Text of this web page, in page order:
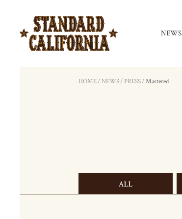
NEWS
HOME/NEWS/ PRESS/Mastered